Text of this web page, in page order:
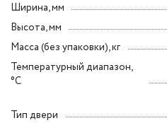
Ширина, мм
Высота, мм
Масса (без упаковки), кг
Температурный диапазон,
°C
Тип двери